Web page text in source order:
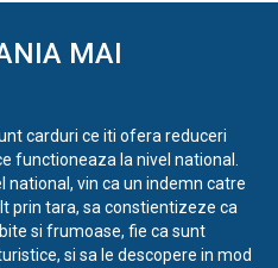
MAI
carduri ce iti ofera reduceri
functioneaza la nivel national.
national, vin ca un indemn catre
prin tara, sa constientizeze ca
si frumoase, fie ca sunt
si sa le descopere in mod